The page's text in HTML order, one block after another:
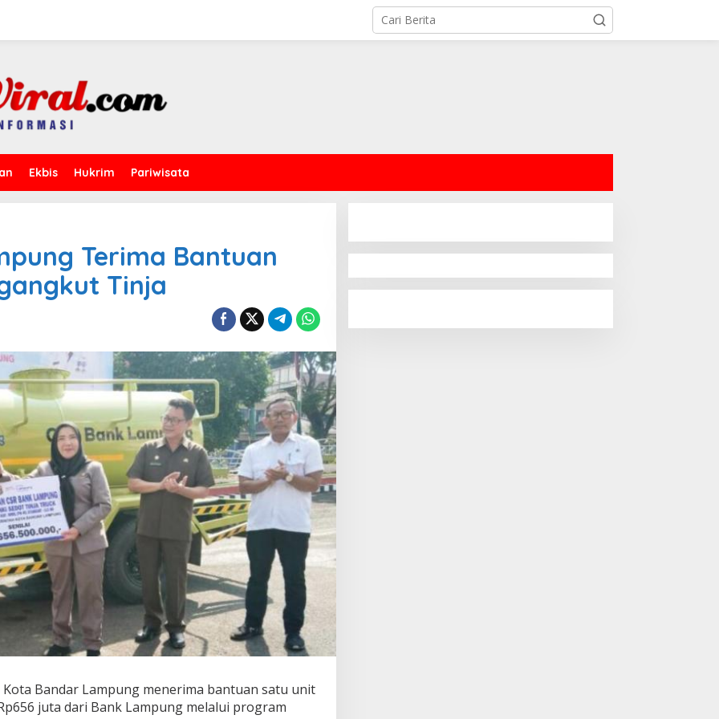
Ekbis Hukrim Pariwisata
Terima Bantuan
Tinja
Bandar Lampung menerima bantuan satu unit
juta dari Bank Lampung melalui program